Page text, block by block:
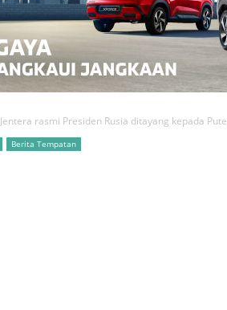
Jentera rasmi Presiden Rusia ditayang kepada
Berita Tempatan